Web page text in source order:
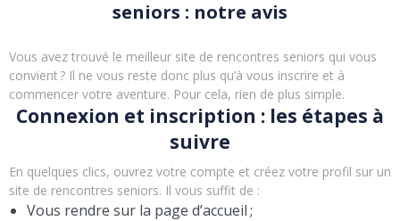
seniors : notre avis
Vous avez trouvé le meilleur site de rencontres seniors qui vous
convient ? Il ne vous reste donc plus qu’à vous inscrire et à
commencer votre aventure. Pour cela, rien de plus simple.
Connexion et inscription : les étapes à
suivre
En quelques clics, ouvrez votre compte et créez votre profil sur un
site de rencontres seniors. Il vous suffit de :
Vous rendre sur la page d’accueil ;